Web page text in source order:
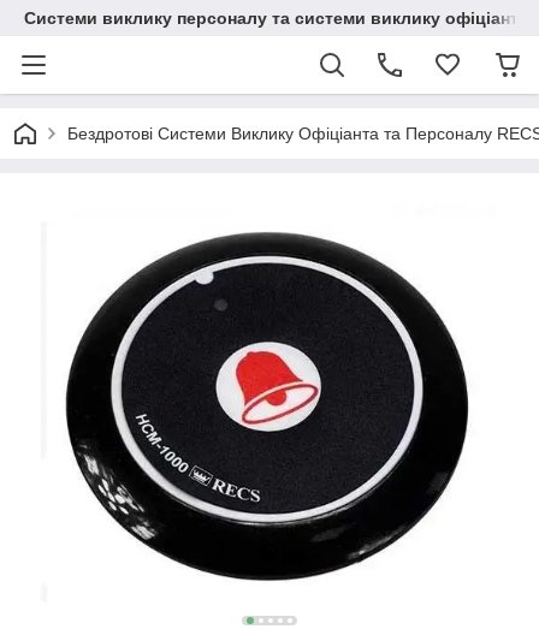
Системи виклику персоналу та системи виклику офіціанта
Бездротові Системи Виклику Офіціанта та Персоналу